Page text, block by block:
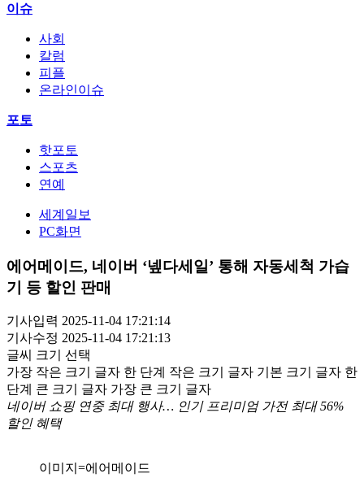
이슈
사회
칼럼
피플
온라인이슈
포토
핫포토
스포츠
연예
세계일보
PC화면
에어메이드, 네이버 ‘넾다세일’ 통해 자동세척 가습
기 등 할인 판매
기사입력 2025-11-04 17:21:14
기사수정 2025-11-04 17:21:13
글씨 크기 선택
가장 작은 크기 글자 한 단계 작은 크기 글자 기본 크기 글자 한
단계 큰 크기 글자 가장 큰 크기 글자
네이버 쇼핑 연중 최대 행사… 인기 프리미엄 가전 최대 56%
할인 혜택
​이미지=에어메이드